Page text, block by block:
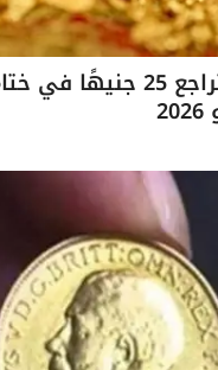
سعر الذهب يتراجع 25